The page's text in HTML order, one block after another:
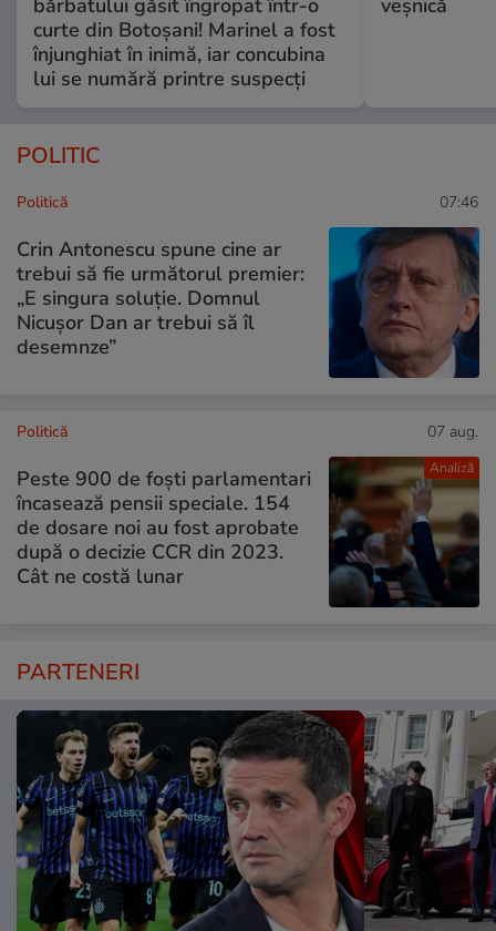
curte din Botoșani! Marinel a fost
înjunghiat în inimă, iar concubina
lui se numără printre suspecți
POLITIC
Politică 07:46
Crin Antonescu spune cine ar
trebui să fie următorul premier:
„E singura soluție. Domnul
Nicușor Dan ar trebui să îl
desemnze”
Analiză
Politică 07 aug.
Peste 900 de foști parlamentari
încasează pensii speciale. 154
de dosare noi au fost aprobate
după o decizie CCR din 2023.
Cât ne costă lunar
PARTENERI